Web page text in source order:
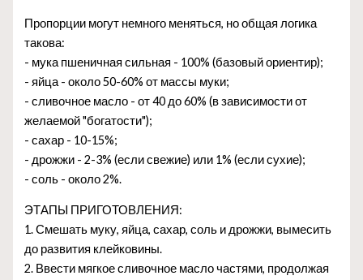
Пропорции могут немного меняться, но общая логика
такова:
- мука пшеничная сильная - 100% (базовый ориентир);
- яйца - около 50-60% от массы муки;
- сливочное масло - от 40 до 60% (в зависимости от
желаемой "богатости");
- сахар - 10-15%;
- дрожжи - 2-3% (если свежие) или 1% (если сухие);
- соль - около 2%.
ЭТАПЫ ПРИГОТОВЛЕНИЯ:
1. Смешать муку, яйца, сахар, соль и дрожжи, вымесить
до развития клейковины.
2. Ввести мягкое сливочное масло частями, продолжая